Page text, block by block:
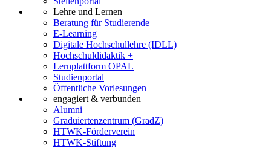
Lehre und Lernen
Beratung für Studierende
E-Learning
Digitale Hochschullehre (IDLL)
Hochschuldidaktik +
Lernplattform OPAL
Studienportal
Öffentliche Vorlesungen
engagiert & verbunden
Alumni
Graduiertenzentrum (GradZ)
HTWK-Förderverein
HTWK-Stiftung